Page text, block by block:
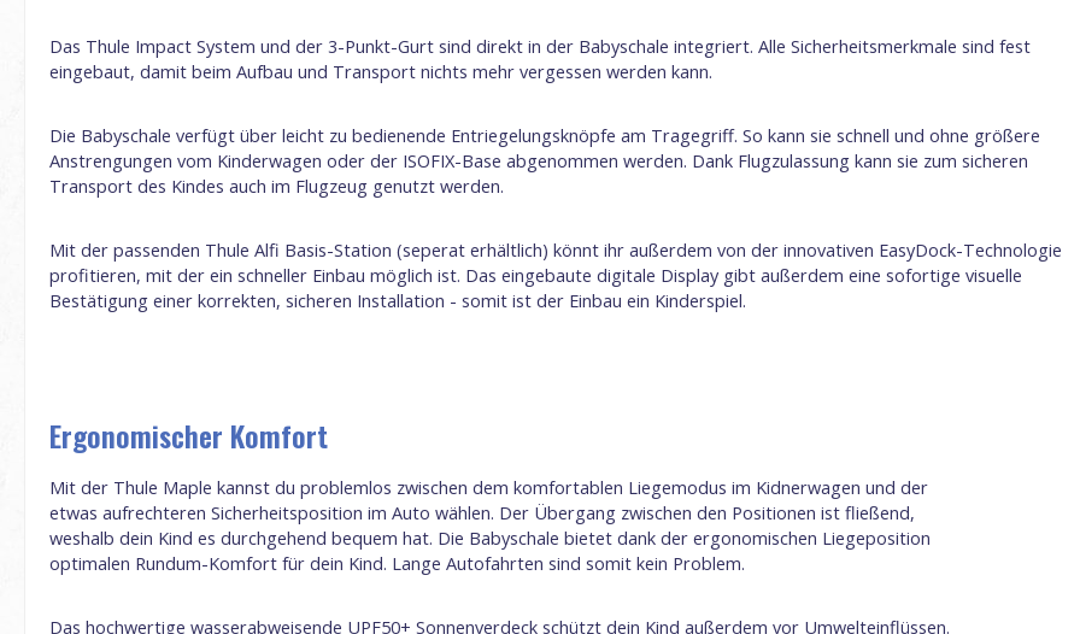
Das Thule Impact System und der 3-Punkt-Gurt sind direkt in der Babyschale integriert. Alle Sicherheitsmerkmale sind fest
eingebaut, damit beim Aufbau und Transport nichts mehr vergessen werden kann.
Die Babyschale verfügt über leicht zu bedienende Entriegelungsknöpfe am Tragegriff. So kann sie schnell und ohne größere
Anstrengungen vom Kinderwagen oder der ISOFIX-Base abgenommen werden. Dank Flugzulassung kann sie zum sicheren
Transport des Kindes auch im Flugzeug genutzt werden.
Mit der passenden Thule Alfi Basis-Station (seperat erhältlich) könnt ihr außerdem von der innovativen EasyDock-Technologie
profitieren, mit der ein schneller Einbau möglich ist. Das eingebaute digitale Display gibt außerdem eine sofortige visuelle
Bestätigung einer korrekten, sicheren Installation - somit ist der Einbau ein Kinderspiel.
Ergonomischer Komfort
Mit der Thule Maple kannst du problemlos zwischen dem komfortablen Liegemodus im Kidnerwagen und der
etwas aufrechteren Sicherheitsposition im Auto wählen. Der Übergang zwischen den Positionen ist fließend,
weshalb dein Kind es durchgehend bequem hat. Die Babyschale bietet dank der ergonomischen Liegeposition
optimalen Rundum-Komfort für dein Kind. Lange Autofahrten sind somit kein Problem.
Das hochwertige wasserabweisende UPF50+ Sonnenverdeck schützt dein Kind außerdem vor Umwelteinflüssen.